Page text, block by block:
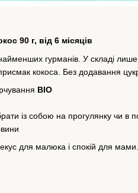
90 г, від 6 місяців
гурманів. У складі лише
кокоса. Без додавання
BIO
із собою на прогулянку чи в
для малюка і спокій для